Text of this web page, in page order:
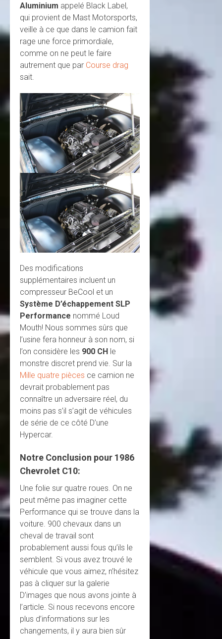
Aluminium appelé Black Label,
qui provient de Mast Motorsports,
veille à ce que dans le camion fait
rage une force primordiale,
comme on ne peut le faire
autrement que par Course drag
sait.
Des modifications
supplémentaires incluent un
compresseur BeCool et un
Système D’échappement SLP
Performance nommé Loud
Mouth! Nous sommes sûrs que
l’usine fera honneur à son nom, si
l’on considère les 900 CH le
monstre discret prend vie. Sur la
Mille quatre pièces ce camion ne
devrait probablement pas
connaître un adversaire réel, du
moins pas s’il s’agit de véhicules
de série de ce côté D’une
Hypercar.
Notre Conclusion pour 1986
Chevrolet C10:
Une folie sur quatre roues. On ne
peut même pas imaginer cette
Performance qui se trouve dans la
voiture. 900 chevaux dans un
cheval de travail sont
probablement aussi fous qu’ils le
semblent. Si vous avez trouvé le
véhicule que vous aimez, n’hésitez
pas à cliquer sur la galerie
D’images que nous avons jointe à
l’article. Si nous recevons encore
plus d’informations sur les
changements, il y aura bien sûr